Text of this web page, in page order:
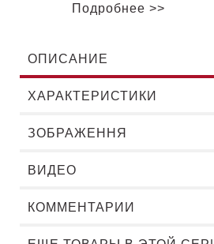
Подробнее >>
ОПИСАНИЕ
ХАРАКТЕРИСТИКИ
ЗОБРАЖЕННЯ
ВИДЕО
КОММЕНТАРИИ